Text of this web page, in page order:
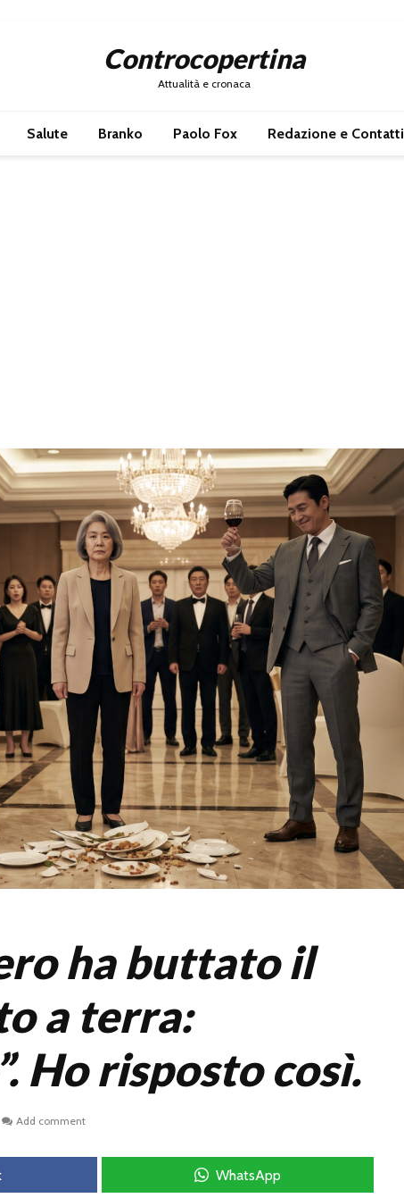
Controcopertina
Attualità e cronaca
Salute Branko Paolo Fox Redazione e Contatti
ha buttato il
a terra:
Ho risposto così.
Add comment
WhatsApp